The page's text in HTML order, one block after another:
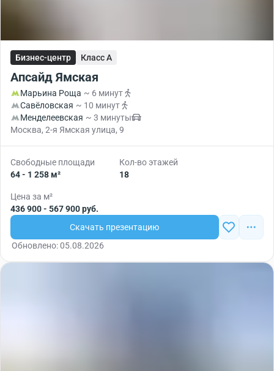
Бизнес-центр Класс A
Апсайд Ямская
Марьина Роща ~ 6 минут
Савёловская ~ 10 минут
Менделеевская ~ 3 минуты
Москва, 2-я Ямская улица, 9
Свободные площади
64 - 1 258 м²
Кол-во этажей
18
Цена за м²
436 900 - 567 900 руб.
Скачать презентацию
Обновлено: 05.08.2026